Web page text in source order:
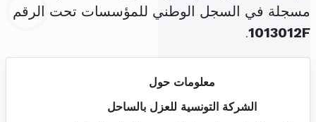
مسجلة في السجل الوطني للمؤسسات تحت الرقم
1013012F
.
معلومات حول
الشركة التونسية للعزل بالساحل